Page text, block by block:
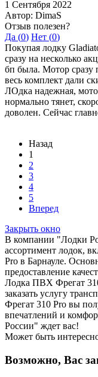
1 Сентября 2022
Автор: DimaS
Отзыв полезен?
Да (0) Нет (0)
Покупая лодку
сразу на несколько
бп была. Мотор сразу
весь комплект дали
ЛОдка надежная,
нормально тянет,
доволен. Сейчас
Назад
1
2
3
4
5
Вперед
Закрыть окно
В компании "Лодки
ассортимент лодок,
Pro в Барнауле.
предоставление
Лодка ПВХ Фрегат
заказать услугу
Фрегат 310 Pro вы
впечатлений и
России" ждет вас!
Может быть
Возможно, Вас